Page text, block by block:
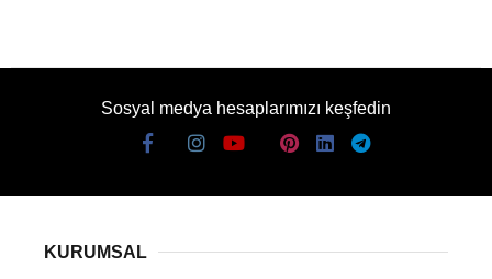
Sosyal medya hesaplarımızı keşfedin
KURUMSAL